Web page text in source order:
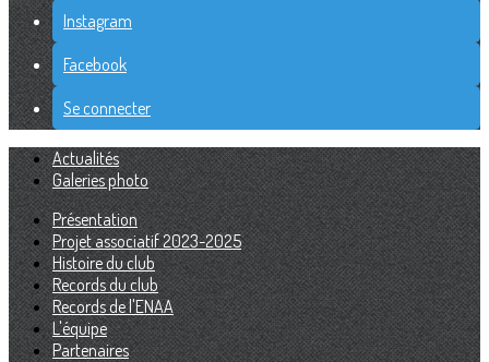
Instagram
Facebook
Se connecter
Actualités
Galeries photo
Présentation
Projet associatif 2023-2025
Histoire du club
Records du club
Records de l'ENAA
L'équipe
Partenaires